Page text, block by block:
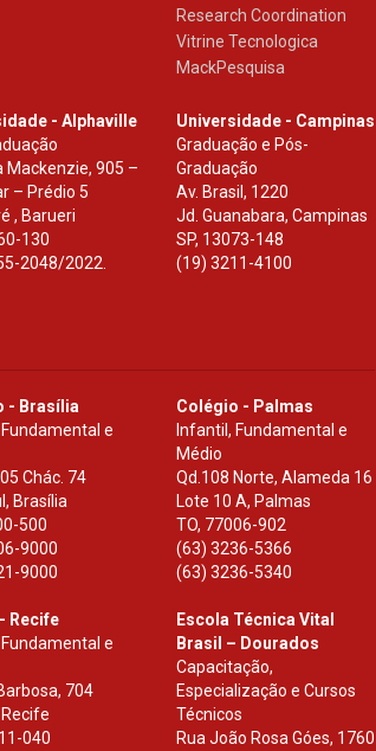
Research Coordination
Vitrine Tecnologica
MackPesquisa
- Alphaville
Mackenzie, 905 –
– Prédio 5
, Barueri
130
2048/2022.
Universidade - Campinas
Graduação e Pós-
Graduação
Av. Brasil, 1220
Jd. Guanabara, Campinas
SP, 13073-148
(19) 3211-4100
- Brasília
e
Chác. 74
Brasília
500
9000
9000
Colégio - Palmas
Infantil, Fundamental e
Médio
Qd.108 Norte, Alameda 16
Lote 10 A, Palmas
TO, 77006-902
(63) 3236-5366
(63) 3236-5340
Recife
e
704
040
Escola Técnica Vital
Brasil – Dourados
Capacitação,
Especialização e Cursos
Técnicos
Rua João Rosa Góes, 1760